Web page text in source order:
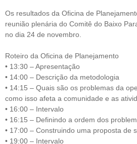
Os resultados da Oficina de
reunião plenária do Comitê do Baixo
no dia 24 de novembro.
Roteiro da Oficina de Planejamento
• 13:30 – Apresentação
• 14:00 – Descrição da metodologia
• 14:15 – Quais são os problemas da
como isso afeta a comunidade e as
• 16:00 – Intervalo
• 16:15 – Definindo a ordem dos
• 17:00 – Construindo uma proposta de
• 19:00 – Intervalo